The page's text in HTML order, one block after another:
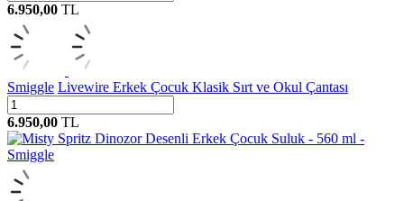
6.950,00 TL
Smiggle Livewire Erkek Çocuk Klasik Sırt ve Okul Çantası
6.950,00 TL